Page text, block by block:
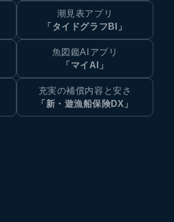
潮見表アプリ
「タイドグラフBI」
魚図鑑AIアプリ
「マイAI」
充実の補償内容と安さ
「新・遊漁船保険DX」